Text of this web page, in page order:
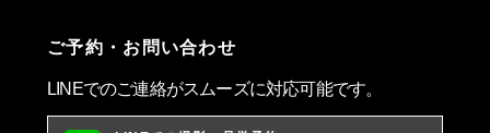
ご予約・お問い合わせ
LINEでのご連絡がスムーズに対応可能です。